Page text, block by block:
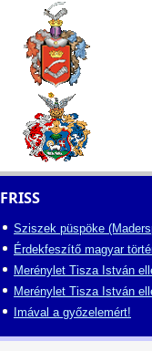
FRISS
Sziszek püspöke
Érdekfeszítő magyar
Merénylet Tisza István
Merénylet Tisza István
Imával a győzelemért!